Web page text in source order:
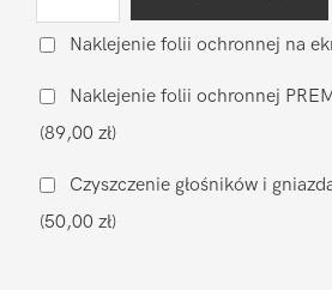
po
Apple
iPhone
15
Naklejenie folii ochronnej na
Naklejenie folii ochronnej
(89,00 zł)
Czyszczenie głośników i
(50,00 zł)